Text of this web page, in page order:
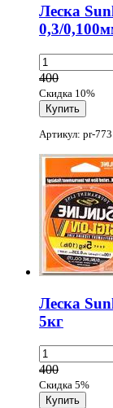
Леска
0,3/
400
Скидка 10%
Артикул: pr-
Леска
5кг
400
Скидка 5%